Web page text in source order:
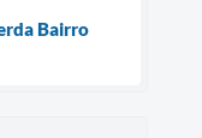
Bairro